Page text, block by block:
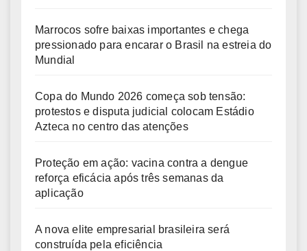
Marrocos sofre baixas importantes e chega
pressionado para encarar o Brasil na estreia do
Mundial
Copa do Mundo 2026 começa sob tensão:
protestos e disputa judicial colocam Estádio
Azteca no centro das atenções
Proteção em ação: vacina contra a dengue
reforça eficácia após três semanas da
aplicação
A nova elite empresarial brasileira será
construída pela eficiência